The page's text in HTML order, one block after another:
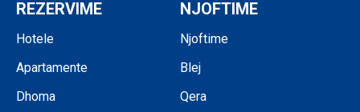
REZERVIME
Hotele
Apartamente
Dhoma
NJOFTIME
Njoftime
Blej
Qera